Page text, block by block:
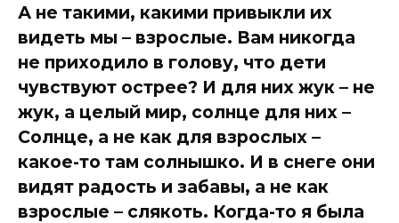
А не такими, какими привыкли их
видеть мы – взрослые. Вам никогда
не приходило в голову, что дети
чувствуют острее? И для них жук – не
жук, а целый мир, солнце для них –
Солнце, а не как для взрослых –
какое-то там солнышко. И в снеге они
видят радость и забавы, а не как
взрослые – слякоть. Когда-то я была